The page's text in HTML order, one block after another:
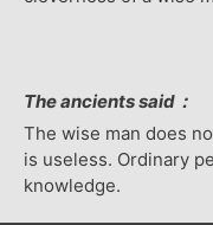
The ancients said：
The wise man does
is useless. Ordinary
knowledge.